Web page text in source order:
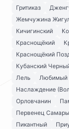
Гритиказ
Жемчужина
Кичигинский
Краснощёкий
Краснощёкий
Кубанский
Лель
Любимый
Наслаждение
Орловчанин
Первенец
Пикантный